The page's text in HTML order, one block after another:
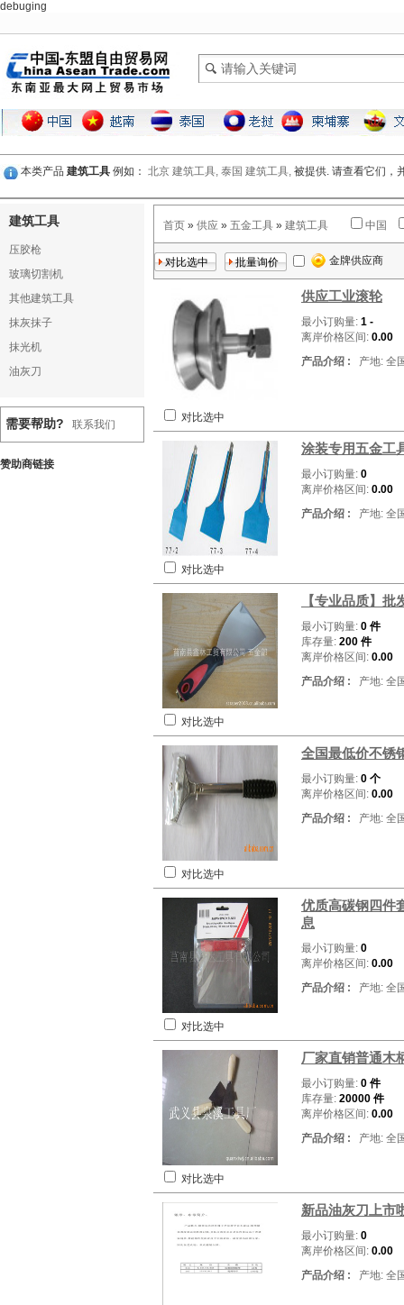
debuging
本类产品 建筑工具 例如： 北京 建筑工具, 泰国 建筑工具, 被提供. 请查看它们，
建筑工具
压胶枪
玻璃切割机
其他建筑工具
抹灰抹子
抹光机
油灰刀
需要帮助? 联系我们
赞助商链接
首页 » 供应 » 五金工具 » 建筑工具 中国
金牌供应商
供应工业滚轮
最小订购量: 1 -
离岸价格区间: 0.00
产品介绍 : 产地: 全
对比选中
涂装专用五金工
最小订购量: 0
离岸价格区间: 0.00
产品介绍 : 产地: 全
对比选中
【专业品质】
最小订购量: 0 件
库存量: 200 件
离岸价格区间: 0.00
产品介绍 : 产地: 全
对比选中
全国最低价不锈
最小订购量: 0 个
离岸价格区间: 0.00
产品介绍 : 产地: 全
对比选中
优质高碳钢四件
息
最小订购量: 0
离岸价格区间: 0.00
产品介绍 : 产地: 全
对比选中
厂家直销普通木
最小订购量: 0 件
库存量: 20000 件
离岸价格区间: 0.00
产品介绍 : 产地: 全
对比选中
新品油灰刀上市
最小订购量: 0
离岸价格区间: 0.00
产品介绍 : 产地: 全